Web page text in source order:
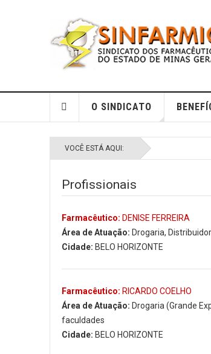
O SINDICATO
VOCÊ ESTÁ AQUI:
Profissionais
Farmacêutico: DENISE FERREIRA
Área de Atuação: Drogaria,
Cidade: BELO HORIZONTE
Farmacêutico: RICARDO COELHO
Área de Atuação: Drogaria (Grande
faculdades
Cidade: BELO HORIZONTE